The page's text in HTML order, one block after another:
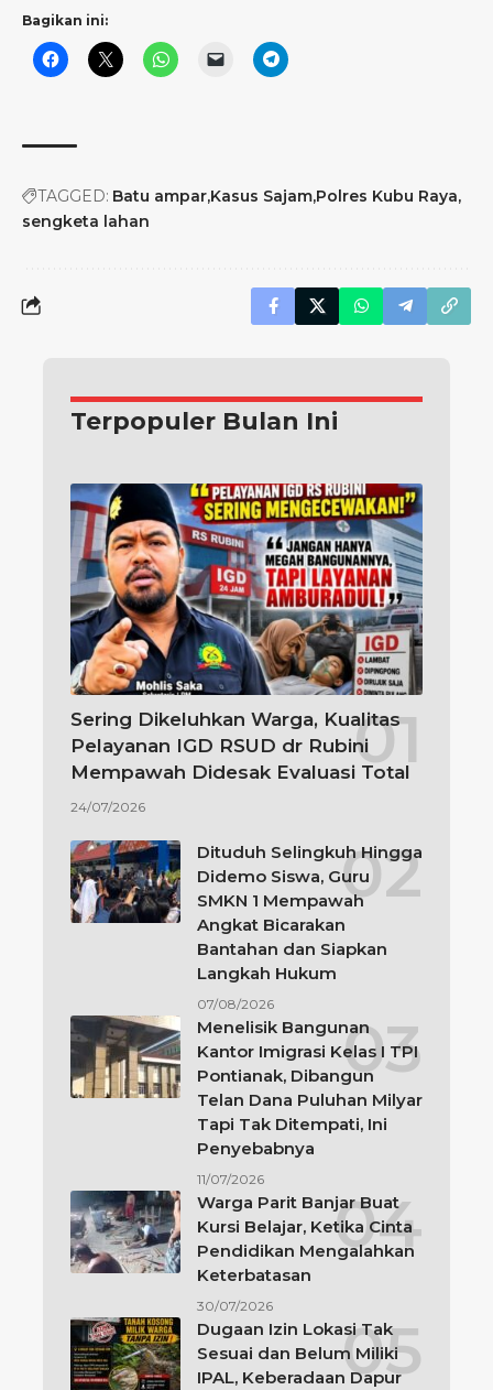
Bagikan ini:
TAGGED: Batu ampar Kasus Sajam Polres Kubu Raya
sengketa lahan
Terpopuler Bulan Ini
Sering Dikeluhkan Warga, Kualitas
Pelayanan IGD RSUD dr Rubini
Mempawah Didesak Evaluasi Total
24/07/2026
Dituduh Selingkuh Hingga
Didemo Siswa, Guru
SMKN 1 Mempawah
Angkat Bicarakan
Bantahan dan Siapkan
Langkah Hukum
07/08/2026
Menelisik Bangunan
Kantor Imigrasi Kelas I TPI
Pontianak, Dibangun
Telan Dana Puluhan Milyar
Tapi Tak Ditempati, Ini
Penyebabnya
11/07/2026
Warga Parit Banjar Buat
Kursi Belajar, Ketika Cinta
Pendidikan Mengalahkan
Keterbatasan
30/07/2026
Dugaan Izin Lokasi Tak
Sesuai dan Belum Miliki
IPAL, Keberadaan Dapur